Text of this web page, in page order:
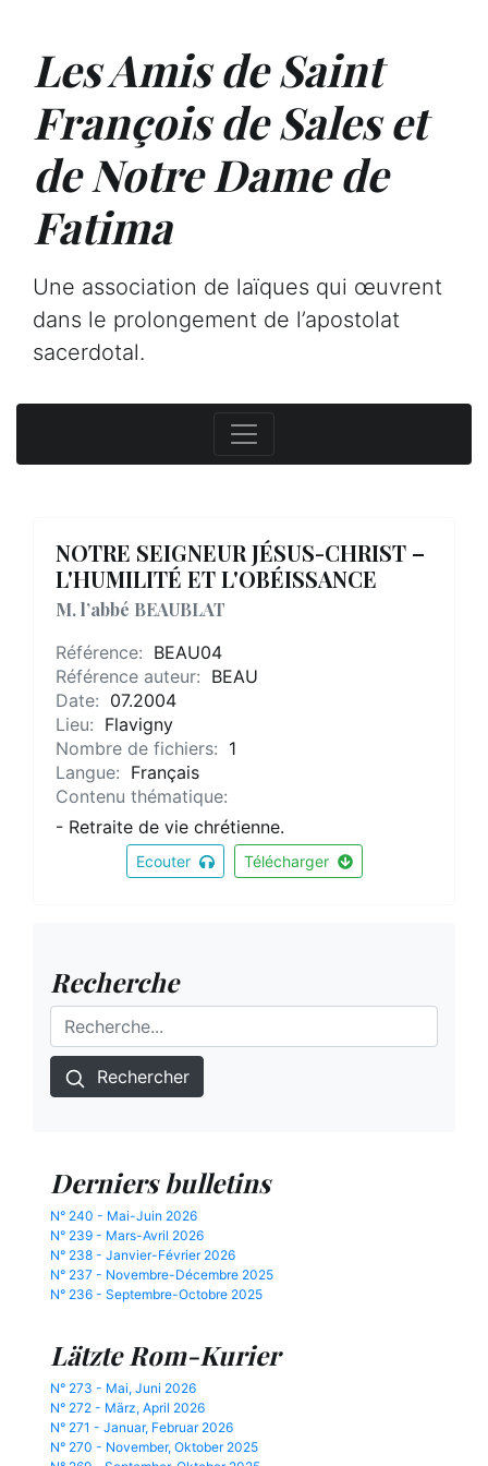
Les Amis de Saint
François de Sales et
de Notre Dame de
Fatima
Une association de laïques qui œuvrent
dans le prolongement de l’apostolat
sacerdotal.
NOTRE SEIGNEUR JÉSUS-CHRIST –
L'HUMILITÉ ET L'OBÉISSANCE
M. l’abbé BEAUBLAT
Référence: BEAU04
Référence auteur: BEAU
Date: 07.2004
Lieu: Flavigny
Nombre de fichiers: 1
Langue: Français
Contenu thématique:
- Retraite de vie chrétienne.
Ecouter Télécharger
Recherche
Rechercher
Derniers bulletins
N° 240 - Mai-Juin 2026
N° 239 - Mars-Avril 2026
N° 238 - Janvier-Février 2026
N° 237 - Novembre-Décembre 2025
N° 236 - Septembre-Octobre 2025
Lätzte Rom-Kurier
N° 273 - Mai, Juni 2026
N° 272 - März, April 2026
N° 271 - Januar, Februar 2026
N° 270 - November, Oktober 2025